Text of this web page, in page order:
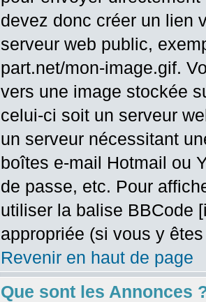
devez donc créer un lien
serveur web public,
part.net/mon-image.gif.
vers une image stockée
celui-ci soit un serveur
un serveur nécessitant
boîtes e-mail Hotmail ou
de passe, etc. Pour
utiliser la balise BBCode
appropriée (si vous y
Revenir en haut de page
Que sont les Annonces